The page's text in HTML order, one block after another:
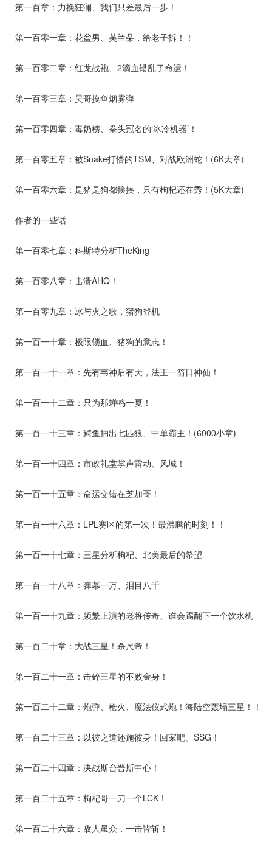
第一百章：力挽狂澜、我们只差最后一步！
第一百零一章：花盆男、芙兰朵，给老子拆！！
第一百零二章：红龙战袍、2滴血错乱了命运！
第一百零三章：昊哥摸鱼烟雾弹
第一百零四章：毒奶榜、拳头冠名的‘冰冷机器’！
第一百零五章：被Snake打懵的TSM、对战欧洲蛇！(6K大章)
第一百零六章：是猪是狗都挨揍，只有枸杞还在秀！(5K大章)
作者的一些话
第一百零七章：科斯特分析TheKing
第一百零八章：击溃AHQ！
第一百零九章：冰与火之歌，猪狗登机
第一百一十章：极限锁血、猪狗的意志！
第一百一十一章：先有韦神后有天，法王一箭日神仙！
第一百一十二章：只为那蝉鸣一夏！
第一百一十三章：鳄鱼抽出七匹狼、中单霸主！(6000小章)
第一百一十四章：市政礼堂掌声雷动、风城！
第一百一十五章：命运交错在芝加哥！
第一百一十六章：LPL赛区的第一次！最沸腾的时刻！！
第一百一十七章：三星分析枸杞、北美最后的希望
第一百一十八章：弹幕一万、泪目八千
第一百一十九章：频繁上演的老将传奇、谁会踢翻下一个饮水机
第一百二十章：大战三星！杀尺帝！
第一百二十一章：击碎三星的不败金身！
第一百二十二章：炮弹、枪火、魔法仪式炮！海陆空轰塌三星！！
第一百二十三章：以彼之道还施彼身！回家吧、SSG！
第一百二十四章：决战斯台普斯中心！
第一百二十五章：枸杞哥一刀一个LCK！
第一百二十六章：敌人虽众，一击皆斩！